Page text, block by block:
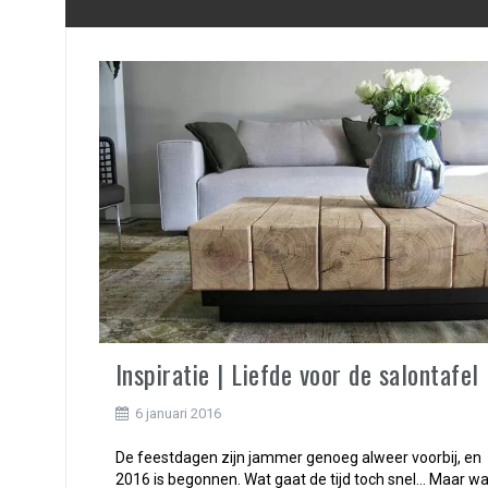
Inspiratie | Liefde voor de salontafel
6 januari 2016
De feestdagen zijn jammer genoeg alweer voorbij, en
2016 is begonnen. Wat gaat de tijd toch snel… Maar